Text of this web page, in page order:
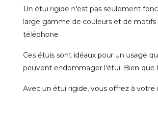
Un étui rigide n'est pas seulement
large gamme de couleurs et de motifs
téléphone.
Ces étuis sont idéaux pour un usage
peuvent endommager l'étui. Bien que
Avec un étui rigide, vous offrez à